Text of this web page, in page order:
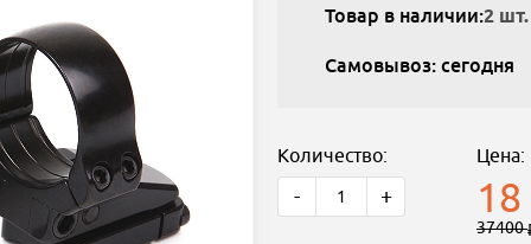
Товар в наличии:2 шт.
Самовывоз: сегодня
Количество:
- +
Цена:
37400